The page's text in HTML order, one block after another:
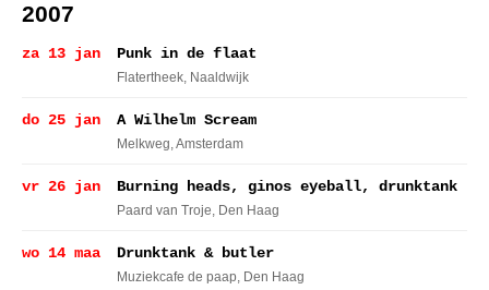
2007
za 13 jan Punk in de flaat
Flatertheek, Naaldwijk
do 25 jan A Wilhelm Scream
Melkweg, Amsterdam
vr 26 jan Burning heads, ginos eyeball, drunktank
Paard van Troje, Den Haag
wo 14 maa Drunktank & butler
Muziekcafe de paap, Den Haag